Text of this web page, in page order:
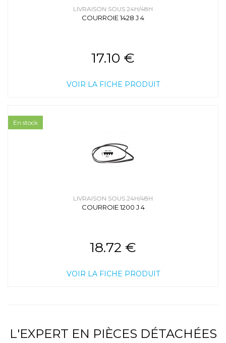
LIVRAISON SOUS 24H/48H
COURROIE 1428 J 4
17.10 €
VOIR LA FICHE PRODUIT
LIVRAISON SOUS 24H/48H
COURROIE 1200 J 4
18.72 €
VOIR LA FICHE PRODUIT
En stock
L'EXPERT EN PIÈCES DÉTACHÉES